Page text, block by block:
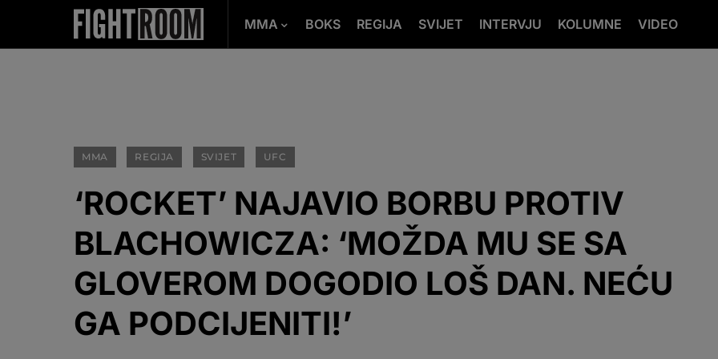
MMA BOKS REGIJA SVIJET INTERVJU KOLUMNE VIDEO
MMA REGIJA SVIJET UFC
‘ROCKET’ NAJAVIO BORBU PROTIV
BLACHOWICZA: ‘MOŽDA MU SE SA
GLOVEROM DOGODIO LOŠ DAN. NEĆU
GA PODCIJENITI!’